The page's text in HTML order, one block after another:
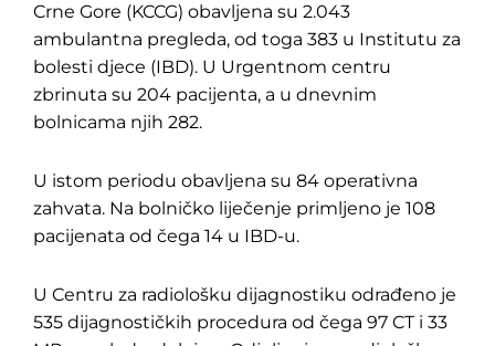
Crne Gore (KCCG) obavljena su 2.043
ambulantna pregleda, od toga 383 u Institutu za
bolesti djece (IBD). U Urgentnom centru
zbrinuta su 204 pacijenta, a u dnevnim
bolnicama njih 282.
U istom periodu obavljena su 84 operativna
zahvata. Na bolničko liječenje primljeno je 108
pacijenata od čega 14 u IBD-u.
U Centru za radiološku dijagnostiku odrađeno je
535 dijagnostičkih procedura od čega 97 CT i 33